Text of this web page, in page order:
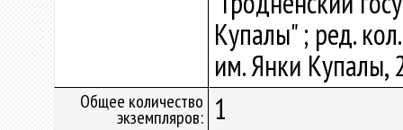
Купалы" ; ред.
им. Янки Купалы,
Общее количество
экземпляров: 1